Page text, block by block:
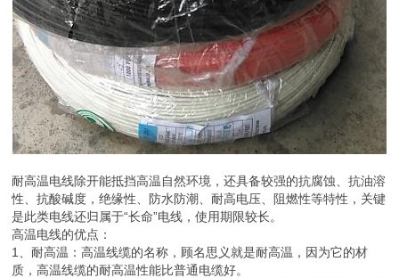
耐高温电线除开能抵挡高温自然环境，还具备较强的抗腐蚀、抗油溶
性、抗酸碱度，绝缘性、防水防潮、耐高电压、阻燃性等特性，关键
是此类电线还归属于“长命”电线，使用期限较长。
高温电线的优点：
1、耐高温：高温线缆的名称，顾名思义就是耐高温，因为它的材
质，高温线缆的耐高温性能比普通电缆好。